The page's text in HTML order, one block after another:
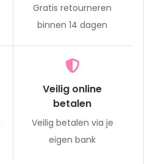
Gratis retourneren
binnen 14 dagen
Veilig online
betalen
Veilig betalen via je
eigen bank